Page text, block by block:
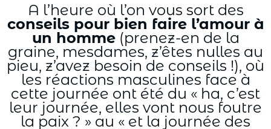
A l’heure où l’on vous sort des
conseils pour bien faire l’amour à
un homme(prenez-en de la
graine, mesdames, z’êtes nulles au
pieu, z’avez besoin de conseils !), où
les réactions masculines face à
cette journée ont été du « ha, c’est
leur journée, elles vont nous foutre
la paix ? » au « et la journée des